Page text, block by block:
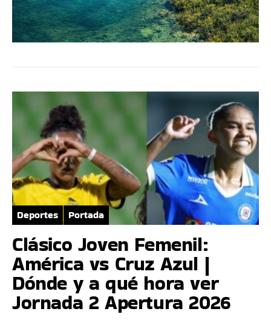
Deportes Portada
Clásico Joven Femenil:
América vs Cruz Azul |
Dónde y a qué hora ver
Jornada 2 Apertura 2026